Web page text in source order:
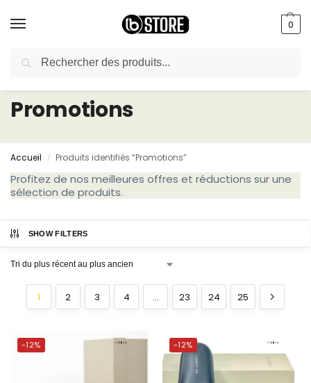
0
livraison gratuite au bureau dès 10000 DA avec paiement en ligne
Promotions
Accueil / Produits identifiés “Promotions”
Profitez de nos meilleures offres et réductions sur une
sélection de produits.
SHOW FILTERS
1 2 3 4 … 23 24 25
-12% -12%